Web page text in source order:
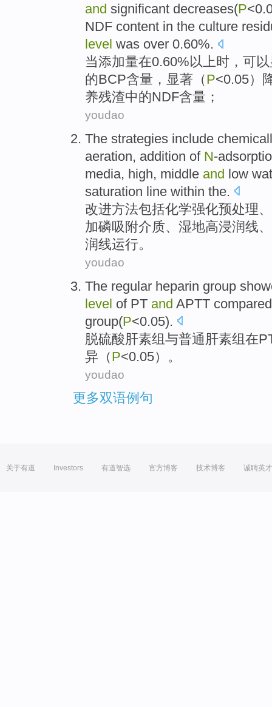
and significant decreases(P
NDF content in the culture
level was over 0.60%.
当添加量在0.60%以上时，可以
的BCP含量 ，显著（P<0.05）
养残渣中的NDF含量；
youdao
The strategies include
aeration, addition of N-
media, high, middle and low
saturation line within the.
改进方法包括化学强化预处理
加磷吸附介质、湿地高浸润线、
润线运行。
youdao
The regular heparin group
level of PT and APTT
group(P<0.05).
脱硫酸肝素组与普通 肝素组在
异（P<0.05）。
youdao
更多双语例句
关于有道 Investors 有道智选 官方博客 技术博客 诚聘英才